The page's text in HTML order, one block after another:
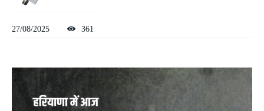
27/08/2025 361